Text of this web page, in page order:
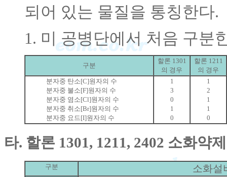
되어 있는 물질을 통칭한다.
1. 미 공병단에서 처음 구분
구분
할론 1301
의 경우
할론 1211
의 경우
분자중 탄소[C]원자의 수
분자중 불소[F]원자의 수
분자중 염소[Cl]원자의 수
분자중 취소[Br]원자의 수
분자중 요드[I]원자의 수
1
3
0
1
0
1
2
1
1
0
타. 할론 1301, 1211, 2402 소화약
구분 소화설